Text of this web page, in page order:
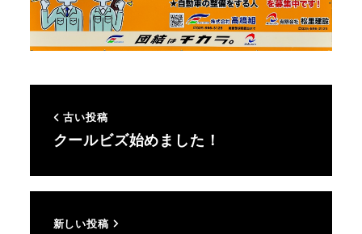
古い投稿
クールビズ始めました！
新しい投稿